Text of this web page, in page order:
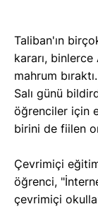
Taliban'ın
kararı,
mahrum
Salı günü
öğrenciler için
birini de fiilen
Çevrimiçi
öğrenci,
çevrimiçi